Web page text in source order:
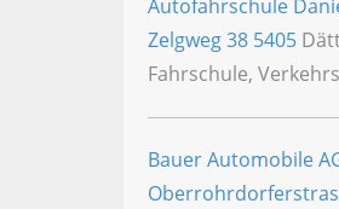
Autofahrschule
Zelgweg 38 5405
Fahrschule,
Bauer Automobile